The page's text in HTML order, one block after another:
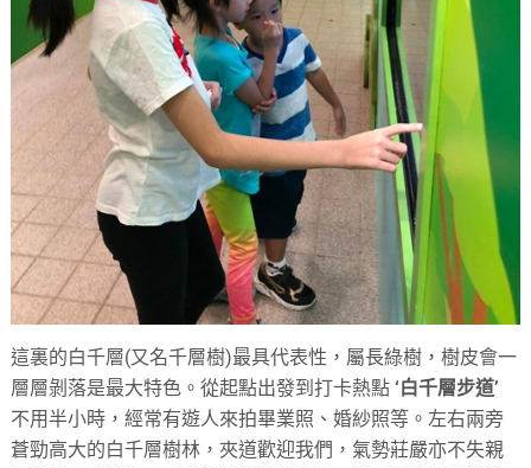
這裏的白千層(又名千層樹)最具代表性，屬長綠樹，樹皮會一
層層剝落是最大特色。從起點出發到打卡熱點‘白千層步道’
不用半小時，經常有遊人來拍畢業照、婚紗照等。左右兩旁
蒼勁高大的白千層樹林，夾道歡迎我們，氣勢莊嚴亦不失親